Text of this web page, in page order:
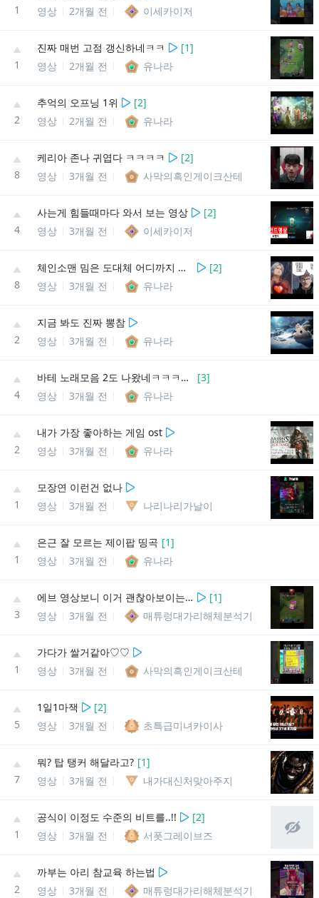
1
영상
2개월 전 이세카이저
1
진짜 매번 고점 갱신하네ㅋㅋ [1]
영상
2개월 전 유나라
2
추억의 오프닝 1위 [2]
영상
2개월 전 유나라
8
케리아 존나 귀엽다 ㅋㅋㅋㅋ [2]
영상
3개월 전 사막의흑인게이크산테
4
사는게 힘들때마다 와서 보는 영상 [2]
영상
3개월 전 이세카이저
8
체인소맨 밈은 도대체 어디까지 가는거야 [2]
영상
3개월 전 유나라
2
지금 봐도 진짜 뽕참
영상
3개월 전 유나라
4
바테 노래모음 2도 나왔네ㅋㅋㅋㅋㅋㅋㅋㅋ [3]
영상
3개월 전 유나라
2
내가 가장 좋아하는 게임 ost
영상
3개월 전 유나라
1
모장연 이런건 없나
영상
3개월 전 나리나리가날이
1
은근 잘 모르는 제이팝 띵곡 [1]
영상
3개월 전 유나라
3
에브 영상보니 이거 괜찮아보이는데 [1]
영상
3개월 전 매튜렁대가리해체분석기
1
가다가 쌀거같아♡♡
영상
3개월 전 사막의흑인게이크산테
5
1일1마잭 [2]
영상
3개월 전 초특급미녀카이사
7
뭐? 탑 탱커 해달라고? [1]
영상
3개월 전 내가대신처맞아주지
1
공식이 이정도 수준의 비트를..!! [2]
영상
3개월 전 서폿그레이브즈
2
까부는 아리 참교육 하는법
영상
3개월 전 매튜렁대가리해체분석기